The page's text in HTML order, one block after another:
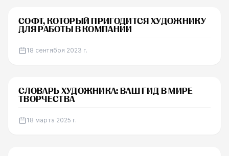
СОФТ, КОТОРЫЙ ПРИГОДИТСЯ ХУДОЖНИКУ
ДЛЯ РАБОТЫ В КОМПАНИИ
18 сентября 2023 г.
СЛОВАРЬ ХУДОЖНИКА: ВАШ ГИД В МИРЕ
ТВОРЧЕСТВА
18 марта 2025 г.